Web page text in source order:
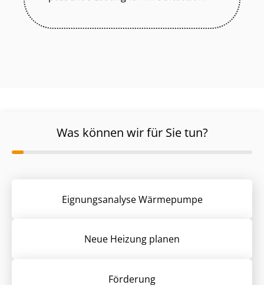
Was können wir für Sie tun?
Eignungsanalyse Wärmepumpe
Neue Heizung planen
Förderung